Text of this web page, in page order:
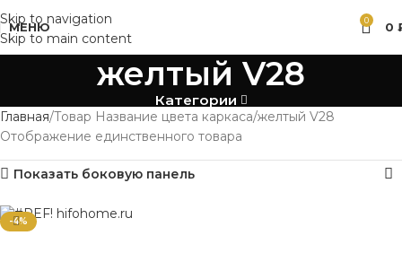
Skip to navigation
Skip to main content
МЕНЮ 0 0
желтый V28
Категории
Главная Товар Название цвета каркаса желтый V28
Отображение единственного товара
Показать боковую панель
-4%